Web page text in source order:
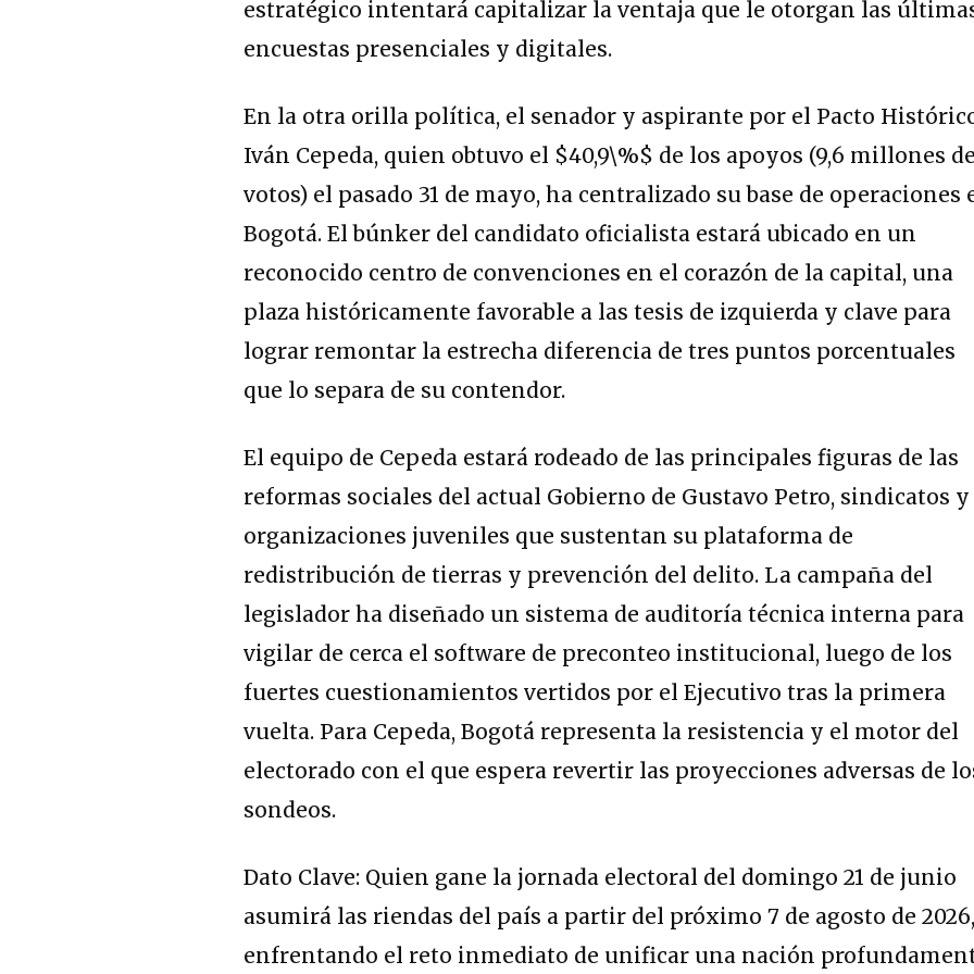
estratégico intentará capitalizar la ventaja que le otorgan las
encuestas presenciales y digitales.
En la otra orilla política, el senador y aspirante por el Pacto
Iván Cepeda, quien obtuvo el $40,9\%$ de los apoyos (9,6 millones de
votos) el pasado 31 de mayo, ha centralizado su base de operaciones
Bogotá. El búnker del candidato oficialista estará ubicado en un
reconocido centro de convenciones en el corazón de la capital, una
plaza históricamente favorable a las tesis de izquierda y clave para
lograr remontar la estrecha diferencia de tres puntos porcentuales
que lo separa de su contendor.
El equipo de Cepeda estará rodeado de las principales figuras de las
reformas sociales del actual Gobierno de Gustavo Petro, sindicatos y
organizaciones juveniles que sustentan su plataforma de
redistribución de tierras y prevención del delito. La campaña del
legislador ha diseñado un sistema de auditoría técnica interna para
vigilar de cerca el software de preconteo institucional, luego de los
fuertes cuestionamientos vertidos por el Ejecutivo tras la primera
vuelta. Para Cepeda, Bogotá representa la resistencia y el motor del
electorado con el que espera revertir las proyecciones adversas de
sondeos.
Dato Clave: Quien gane la jornada electoral del domingo 21 de junio
asumirá las riendas del país a partir del próximo 7 de agosto de 2026,
enfrentando el reto inmediato de unificar una nación